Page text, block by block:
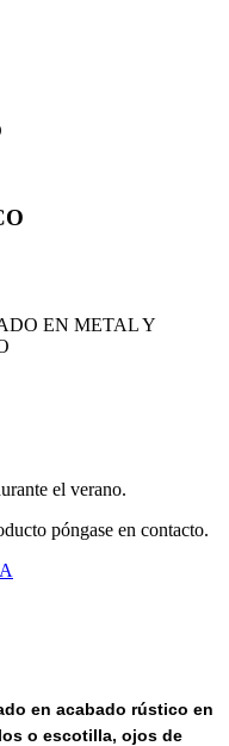
EN METAL Y
el verano.
póngase en contacto.
en acabado rústico en
o escotilla, ojos de